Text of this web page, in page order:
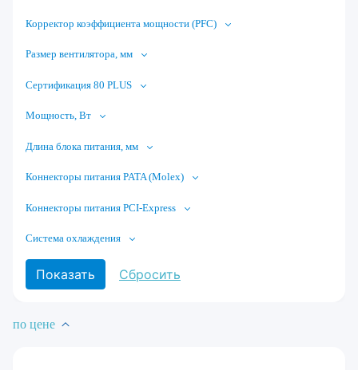
Корректор коэффициента мощности (PFC)
Размер вентилятора, мм
Сертификация 80 PLUS
Мощность, Вт
Длина блока питания, мм
Коннекторы питания PATA (Molex)
Коннекторы питания PCI-Express
Система охлаждения
по цене